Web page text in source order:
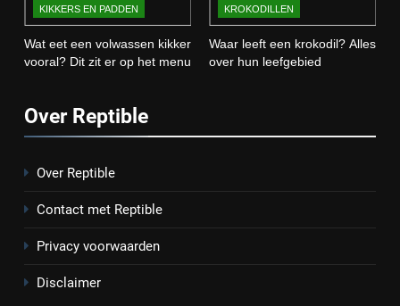
KIKKERS EN PADDEN
Wat eet een volwassen kikker
vooral? Dit zit er op het menu
KROKODILLEN
Waar leeft een krokodil? Alles
over hun leefgebied
Over Reptible
Over Reptible
Contact met Reptible
Privacy voorwaarden
Disclaimer